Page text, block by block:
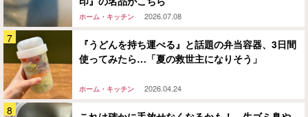
ホーム・キッチン 2026.07.08
『うどんを持ち運べる』と話題の弁当容器、3日間
使ってみたら…「夏の救世主になりそう」
ホーム・キッチン 2026.04.24